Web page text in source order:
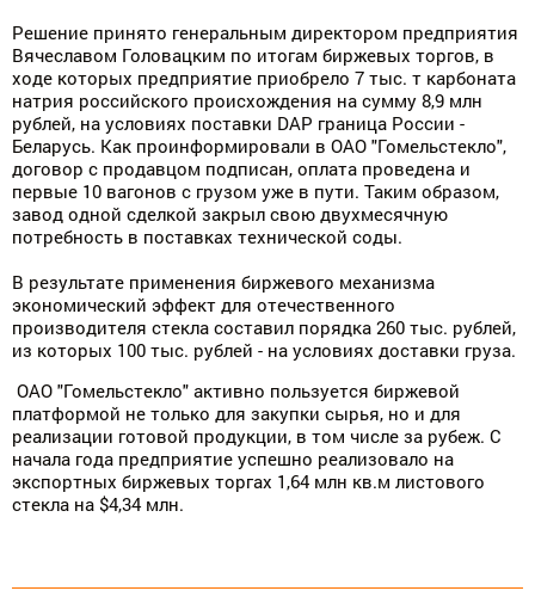
Решение принято генеральным директором предприятия
Вячеславом Головацким по итогам биржевых торгов, в
ходе которых предприятие приобрело 7 тыс. т карбоната
натрия российского происхождения на сумму 8,9 млн
рублей, на условиях поставки DAP граница России -
Беларусь. Как проинформировали в ОАО "Гомельстекло",
договор с продавцом подписан, оплата проведена и
первые 10 вагонов с грузом уже в пути. Таким образом,
завод одной сделкой закрыл свою двухмесячную
потребность в поставках технической соды.
В результате применения биржевого механизма
экономический эффект для отечественного
производителя стекла составил порядка 260 тыс. рублей,
из которых 100 тыс. рублей - на условиях доставки груза.
ОАО "Гомельстекло" активно пользуется биржевой
платформой не только для закупки сырья, но и для
реализации готовой продукции, в том числе за рубеж. С
начала года предприятие успешно реализовало на
экспортных биржевых торгах 1,64 млн кв.м листового
стекла на $4,34 млн.